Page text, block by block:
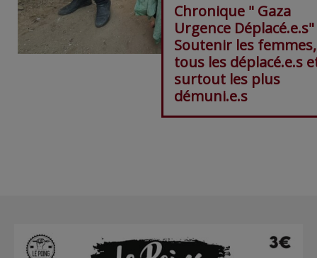
Chronique " Gaza
Urgence
Soutenir les femmes,
tous les déplacé.e.s
surtout les plus
démuni.e.s